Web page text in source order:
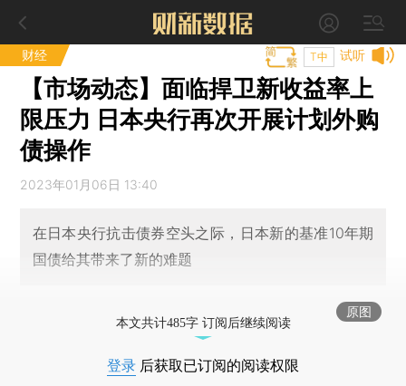
财经 试听
T中
【市场动态】面临捍卫新收益率上
限压力 日本央行再次开展计划外购
债操作
2023年01月06日 13:40
在日本央行抗击债券空头之际，日本新的基准10年期
国债给其带来了新的难题
原图
本文共计485字 订阅后继续阅读
登录 后获取已订阅的阅读权限